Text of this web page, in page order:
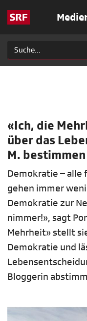
«Ich, die
über das
M. bestimmen
Demokratie – alle
gehen immer
Demokratie zur
nimmer!», sagt
Mehrheit» stellt
Demokratie und
Bloggerin